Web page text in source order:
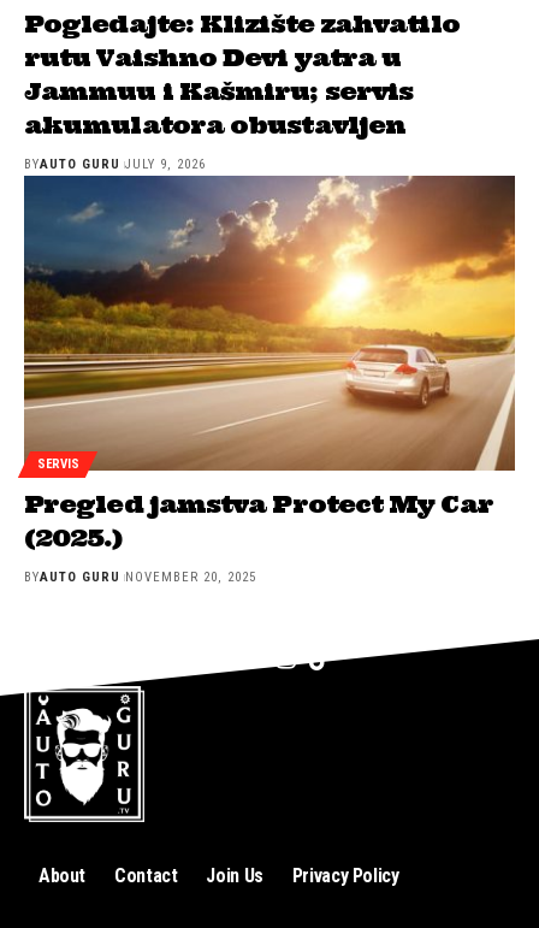
Pogledajte: Klizište zahvatilo
rutu Vaishno Devi yatra u
Jammuu i Kašmiru; servis
akumulatora obustavljen
BYAUTO GURU JULY 9, 2026
SERVIS
Pregled jamstva Protect My Car
(2025.)
BYAUTO GURU NOVEMBER 20, 2025
About Contact Join Us Privacy Policy